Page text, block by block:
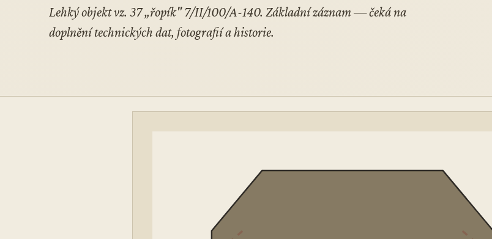
Lehký objekt vz. 37 „řopík" 7/II/100/A-140. Základní záznam — čeká na
doplnění technických dat, fotografií a historie.